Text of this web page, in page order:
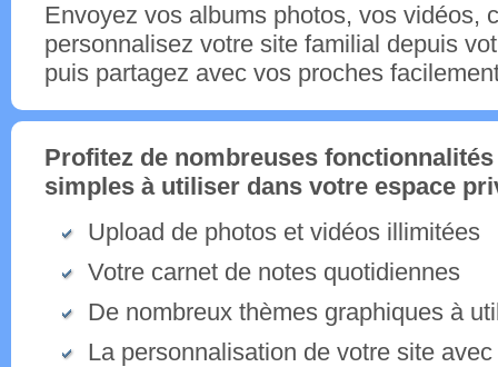
Envoyez vos albums photos, vos vidéos,
personnalisez votre site familial depuis
puis partagez avec vos proches
Profitez de nombreuses
simples à utiliser dans votre espace
Upload de photos et vidéos illimitées
Votre carnet de notes quotidiennes
De nombreux thèmes graphiques à
La personnalisation de votre site